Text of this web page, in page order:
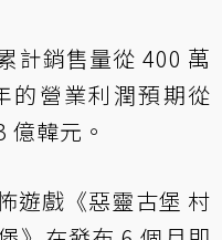
計銷售量從 400 萬
的營業利潤預期從
韓元。
遊戲《惡靈古堡 村